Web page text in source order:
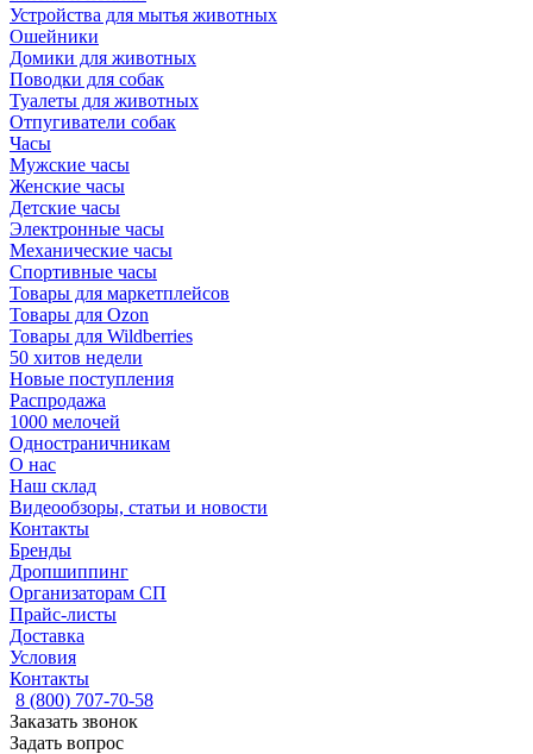
Устройства для мытья животных
Ошейники
Домики для животных
Поводки для собак
Туалеты для животных
Отпугиватели собак
Часы
Мужские часы
Женские часы
Детские часы
Электронные часы
Механические часы
Спортивные часы
Товары для маркетплейсов
Товары для Ozon
Товары для Wildberries
50 хитов недели
Новые поступления
Распродажа
1000 мелочей
Одностраничникам
О нас
Наш склад
Видеообзоры, статьи и новости
Контакты
Бренды
Дропшиппинг
Организаторам СП
Прайс-листы
Доставка
Условия
Контакты
8 (800) 707-70-58
Заказать звонок
Задать вопрос